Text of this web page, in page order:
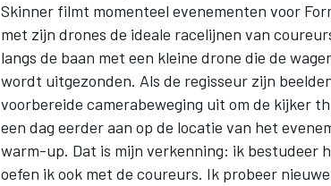
Skinner filmt momenteel evenementen voor
met zijn drones de ideale racelijnen van
langs de baan met een kleine drone die de
wordt uitgezonden. Als de regisseur zijn
voorbereide camerabeweging uit om de kijker
een dag eerder aan op de locatie van het
warm-up. Dat is mijn verkenning: ik bestudeer
oefen ik ook met de coureurs. Ik probeer